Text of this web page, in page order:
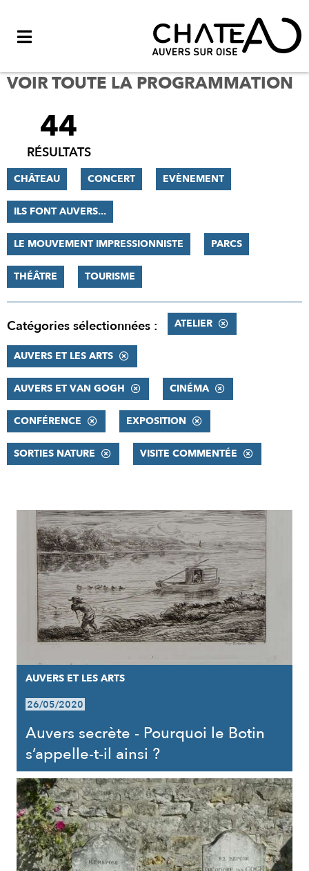
VOIR TOUTE LA PROGRAMMATION
FILTRER
RÉSULTATS
44
RÉSULTATS
CHÂTEAU CONCERT EVÈNEMENT
ILS FONT AUVERS...
LE MOUVEMENT IMPRESSIONNISTE PARCS
THÉÂTRE TOURISME
Catégories sélectionnées : ATELIER
AUVERS ET LES ARTS
AUVERS ET VAN GOGH CINÉMA
CONFÉRENCE EXPOSITION
SORTIES NATURE VISITE COMMENTÉE
RÉSULTATS
AUVERS ET LES ARTS
26/05/2020
Auvers secrète - Pourquoi le Botin
s’appelle-t-il ainsi ?